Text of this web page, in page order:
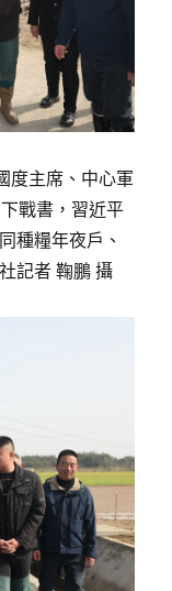
度主席、中心軍
戰書，習近平
種糧年夜戶、
記者 鞠鵬 攝